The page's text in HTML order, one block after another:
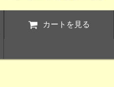
カートを見る